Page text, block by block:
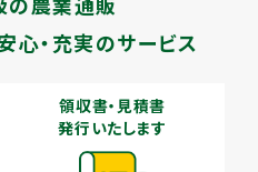
心・充実のサービス
領収書・見積書
発行いたします